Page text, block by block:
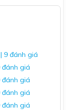
| 9 đánh giá
đánh giá
đánh giá
đánh giá
đánh giá